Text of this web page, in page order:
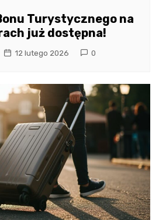
Turystycznego na
już dostępna!
12 lutego 2026 0